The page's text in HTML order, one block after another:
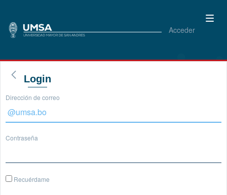
Acceder
Login
Dirección de correo
Contraseña
Recuérdame